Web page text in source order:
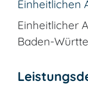
Einheitlichen
Einheitlicher
Baden-